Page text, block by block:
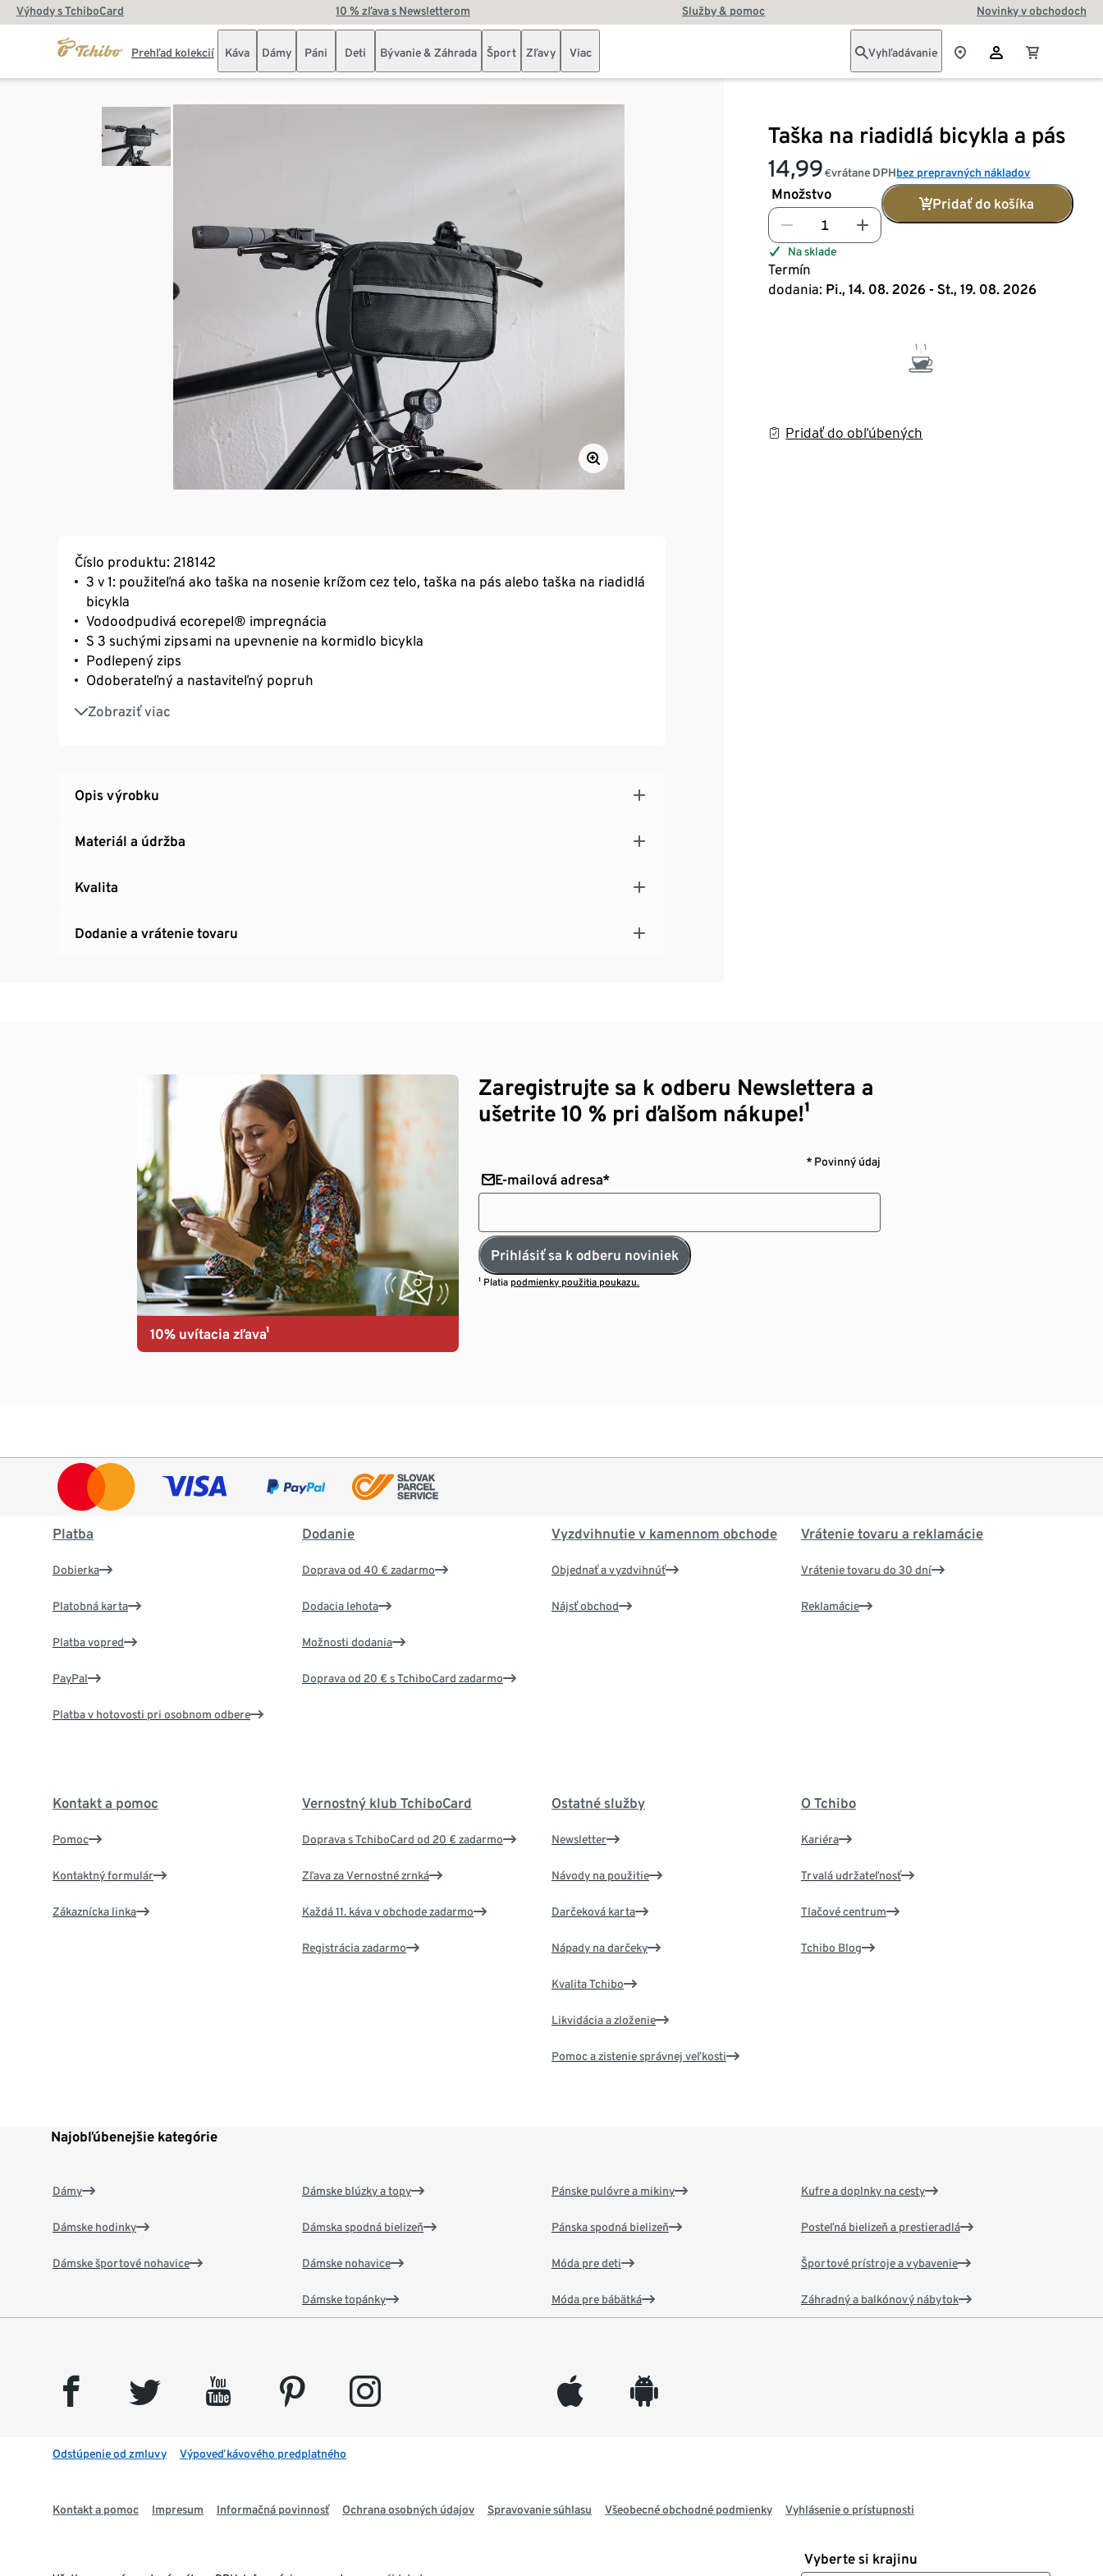
Výhody s TchiboCard 10 % zľava s Newsletterom Služby & pomoc Novinky v obchodoch
Prehľad kolekcií Káva Dámy Páni Deti Bývanie & Záhrada Šport Zľavy Viac Vyhľadávanie
Taška na riadidlá bicykla a pás
14,99 €vrátane DPHbez prepravných nákladov
Množstvo
Pridať do košíka
Na sklade
Termín
dodania: Pi., 14. 08. 2026 - St., 19. 08. 2026
Pridať do obľúbených
Číslo produktu: 218142
3 v 1: použiteľná ako taška na nosenie krížom cez telo, taška na pás alebo taška na riadidlá
bicykla
Vodoodpudivá ecorepel® impregnácia
S 3 suchými zipsami na upevnenie na kormidlo bicykla
Podlepený zips
Odoberateľný a nastaviteľný popruh
Zobraziť viac
S recyklovaným materiálom
Opis výrobku
Materiál a údržba
Kvalita
Dodanie a vrátenie tovaru
10% uvítacia zľava¹
Zaregistrujte sa k odberu Newslettera a
ušetrite 10 % pri ďalšom nákupe!¹
* Povinný údaj
E-mailová adresa*
Prihlásiť sa k odberu noviniek
¹ Platia podmienky použitia poukazu.
Platba
Dobierka
Platobná karta
Platba vopred
PayPal
Platba v hotovosti pri osobnom odbere
Dodanie
Doprava od 40 € zadarmo
Dodacia lehota
Možnosti dodania
Doprava od 20 € s TchiboCard zadarmo
Vyzdvihnutie v kamennom obchode
Objednať a vyzdvihnúť
Nájsť obchod
Vrátenie tovaru a reklamácie
Vrátenie tovaru do 30 dní
Reklamácie
Kontakt a pomoc
Pomoc
Kontaktný formulár
Zákaznícka linka
Vernostný klub TchiboCard
Doprava s TchiboCard od 20 € zadarmo
Zľava za Vernostné zrnká
Každá 11. káva v obchode zadarmo
Registrácia zadarmo
Ostatné služby
Newsletter
Návody na použitie
Darčeková karta
Nápady na darčeky
Kvalita Tchibo
Likvidácia a zloženie
Pomoc a zistenie správnej veľkosti
O Tchibo
Kariéra
Trvalá udržateľnosť
Tlačové centrum
Tchibo Blog
Najobľúbenejšie kategórie
Dámy
Dámske hodinky
Dámske športové nohavice
Dámske blúzky a topy
Dámska spodná bielizeň
Dámske nohavice
Dámske topánky
Pánske pulóvre a mikiny
Pánska spodná bielizeň
Móda pre deti
Móda pre bábätká
Kufre a doplnky na cesty
Posteľná bielizeň a prestieradlá
Športové prístroje a vybavenie
Záhradný a balkónový nábytok
facebook twitter youtube pinterest instagram appleinc android
Odstúpenie od zmluvy Výpoveď kávového predplatného
Kontakt a pomoc Impresum Informačná povinnosť Ochrana osobných údajov Spravovanie súhlasu Všeobecné obchodné podmienky Vyhlásenie o prístupnosti
Vyberte si krajinu